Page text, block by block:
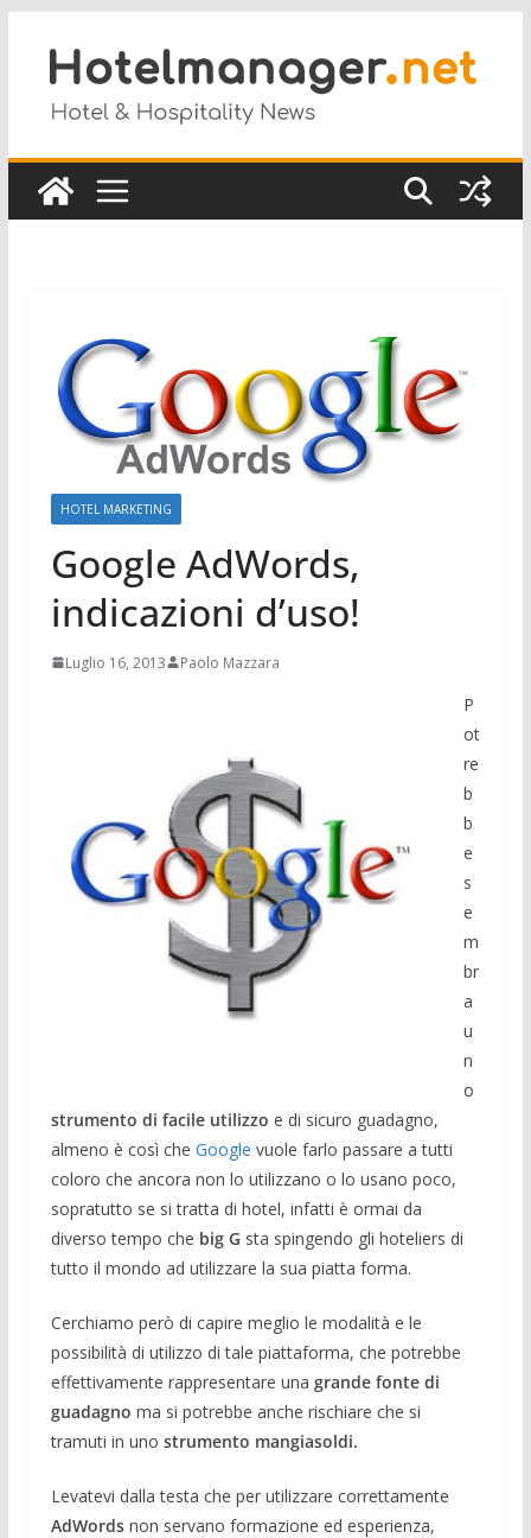
HOTEL MARKETING
Google AdWords,
indicazioni d’uso!
Luglio 16, 2013 Paolo Mazzara
P
ot
re
b
b
e
s
e
m
br
a
u
n
o
strumento di facile utilizzo e di sicuro guadagno,
almeno è così che Google vuole farlo passare a tutti
coloro che ancora non lo utilizzano o lo usano poco,
sopratutto se si tratta di hotel, infatti è ormai da
diverso tempo che big G sta spingendo gli hoteliers di
tutto il mondo ad utilizzare la sua piatta forma.
Cerchiamo però di capire meglio le modalità e le
possibilità di utilizzo di tale piattaforma, che potrebbe
effettivamente rappresentare una grande fonte di
guadagno ma si potrebbe anche rischiare che si
tramuti in uno strumento mangiasoldi.
Levatevi dalla testa che per utilizzare correttamente
AdWordsnon servano formazione ed esperienza,